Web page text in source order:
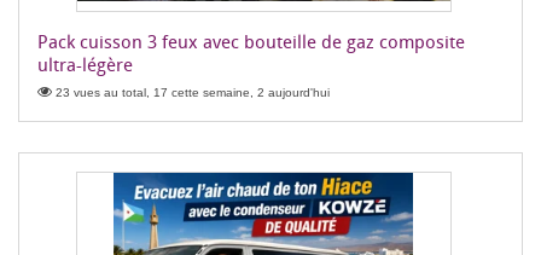
Pack cuisson 3 feux avec bouteille de gaz composite
ultra-légère
23 vues au total, 17 cette semaine, 2 aujourd'hui